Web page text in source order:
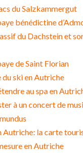
du Salzkammergut
bénédictine
du Dachstein et
de Saint Florian
du ski en Autriche
au spa en
à un concert de
Autriche: la carte
en Autriche